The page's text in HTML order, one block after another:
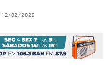
12/02/2025